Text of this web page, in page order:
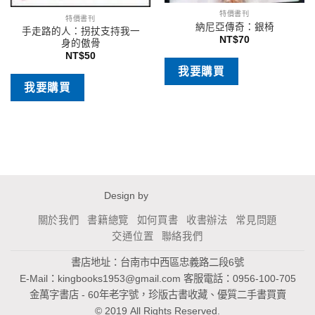
特價書刊
手走路的人：拐扙支持我一
身的傲骨
NT$50
我要購買
特價書刊
納尼亞傳奇：銀椅
NT$70
我要購買
Design by
關於我們 書籍總覽 如何買書 收書辦法
常見問題
交通位置
聯絡我們
書店地址：台南市中西區忠義路二段6號
E-Mail： kingbooks1953@gmail.com 客服電話：0956-100-705
金萬字書店 - 60年老字號，珍版古書收藏、優質二手書買賣
© 2019 All Rights Reserved.